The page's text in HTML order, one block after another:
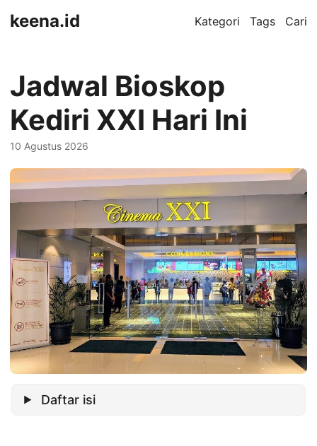
keena.id Kategori Tags Cari
Jadwal Bioskop
Kediri XXI Hari Ini
10 Agustus 2026
Daftar isi